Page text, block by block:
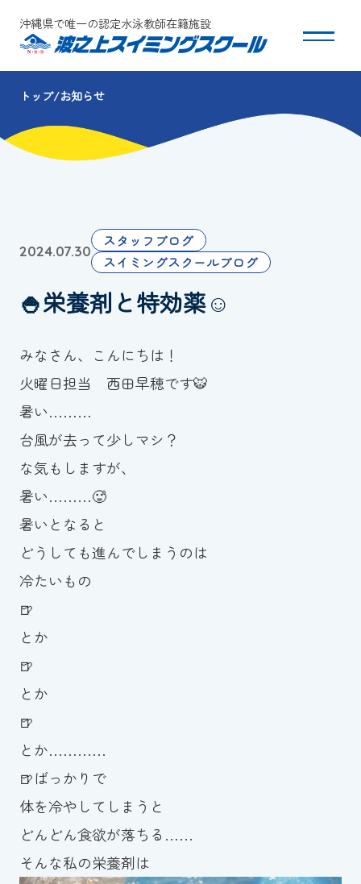
沖縄県で唯一の認定水泳教師在籍施設
スクールについて
コース・クラス紹介
団体会員募集
保護者の方へ
採用情報
お知らせ
カレンダー
波スイタイムズ
お問い合わせ
トップ お知らせ
2024.07.30
スタッフブログ
スイミングスクールブログ
🍚栄養剤と特効薬☺️
みなさん、こんにちは！
火曜日担当 西田早穂です🐯
暑い………
台風が去って少しマシ？
な気もしますが、
暑い………🥵
暑いとなると
どうしても進んでしまうのは
冷たいもの
🍺
とか
🍺
とか
🍺
とか…………
🍺ばっかりで
体を冷やしてしまうと
どんどん食欲が落ちる……
そんな私の栄養剤は